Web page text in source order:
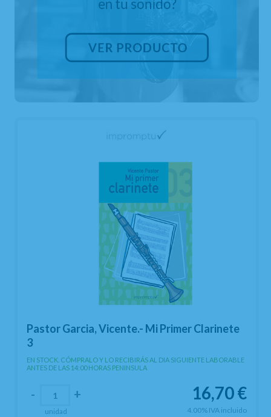
Pastor Garcia, Vicente.- Mi Primer Clarinete
3
EN STOCK. CÓMPRALO Y LO RECIBIRÁS AL DIA SIGUIENTE LABORABLE
ANTES DE LAS 14:00 HORAS PENINSULA
16,70€
4.00% IVA incluido
- +
unidad